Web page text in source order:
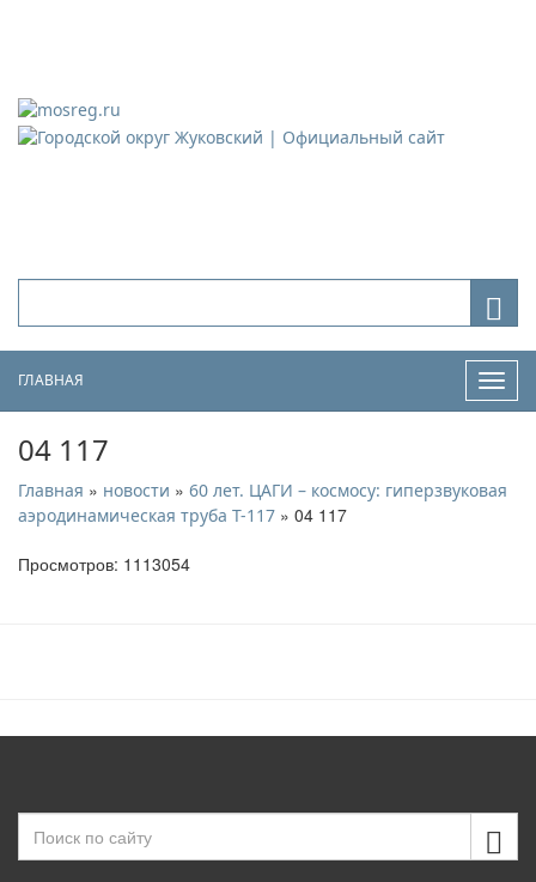
ГЛАВНАЯ
04 117
Главная » новости » 60 лет. ЦАГИ – космосу: гиперзвуковая
аэродинамическая труба Т-117 » 04 117
Просмотров: 1113054